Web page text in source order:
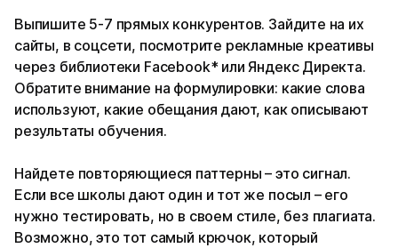
Выпишите 5-7 прямых конкурентов. Зайдите на их
сайты, в соцсети, посмотрите рекламные креативы
через библиотеки Facebook* или Яндекс Директа.
Обратите внимание на формулировки: какие слова
используют, какие обещания дают, как описывают
результаты обучения.
Найдете повторяющиеся паттерны – это сигнал.
Если все школы дают один и тот же посыл – его
нужно тестировать, но в своем стиле, без плагиата.
Возможно, это тот самый крючок, который